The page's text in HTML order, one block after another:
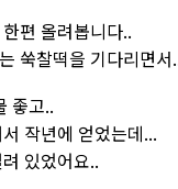
편 올려봅니다..
쑥찰떡을 기다리면
좋고..
작년에 얻었는데...
있었어요..